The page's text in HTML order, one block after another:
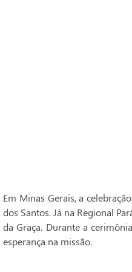
Em Minas Gerais, a
dos Santos. Já na Regional
da Graça. Durante a
esperança na missão.